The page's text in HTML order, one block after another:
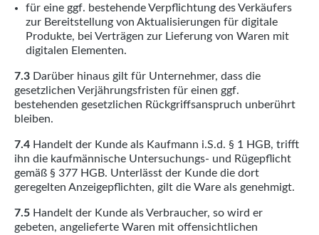
für eine ggf. bestehende Verpflichtung des Verkäufers
zur Bereitstellung von Aktualisierungen für digitale
Produkte, bei Verträgen zur Lieferung von Waren mit
digitalen Elementen.
7.3 Darüber hinaus gilt für Unternehmer, dass die
gesetzlichen Verjährungsfristen für einen ggf.
bestehenden gesetzlichen Rückgriffsanspruch unberührt
bleiben.
7.4 Handelt der Kunde als Kaufmann i.S.d. § 1 HGB, trifft
ihn die kaufmännische Untersuchungs- und Rügepflicht
gemäß § 377 HGB. Unterlässt der Kunde die dort
geregelten Anzeigepflichten, gilt die Ware als genehmigt.
7.5 Handelt der Kunde als Verbraucher, so wird er
gebeten, angelieferte Waren mit offensichtlichen